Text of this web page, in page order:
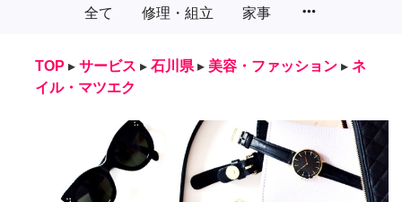
全て 修理・組立 家事 more_horiz
TOP ▸ サービス ▸ 石川県 ▸ 美容・ファッション ▸ ネ
イル・マツエク